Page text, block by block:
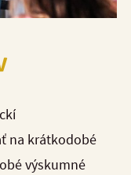
na krátkodobé
výskumné